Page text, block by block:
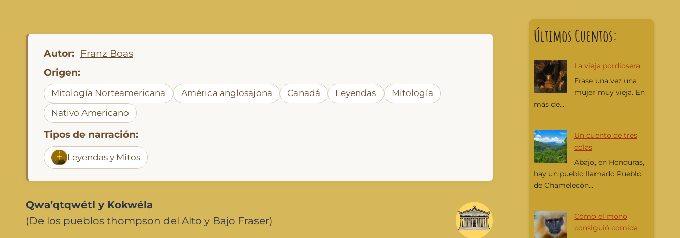
Autor:
Franz Boas
Origen:
Mitología Norteamericana América anglosajona Canadá Leyendas
Mitología
Nativo Americano
Tipos de narración:
Leyendas y Mitos
Qwa’qtqwétl y Kokwéla
(De los pueblos thompson del Alto y Bajo Fraser)
Últimos Cuentos:
La vieja pordiosera
Erase una vez una
mujer muy vieja. En
más de...
Un cuento de tres
colas
Abajo, en Honduras,
hay un pueblo llamado Pueblo
de Chamelecón...
Cómo el mono
consiguió comida